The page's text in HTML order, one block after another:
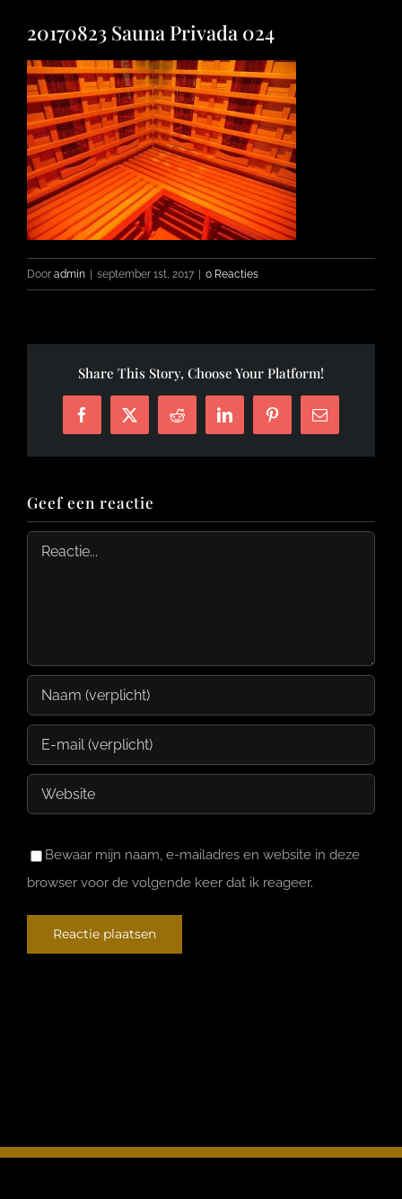
FOTO’S
INFO
OPENINGSTIJDEN
CONTACT
20170823 Sauna Privada 024
Door admin september 1st, 2017 0 Reacties
Share This Story, Choose Your Platform!
Facebook
X Reddit LinkedInPinterest
E-
mail
Geef een reactie
Reactie
Bewaar mijn naam, e-mailadres en website in deze
browser voor de volgende keer dat ik reageer.